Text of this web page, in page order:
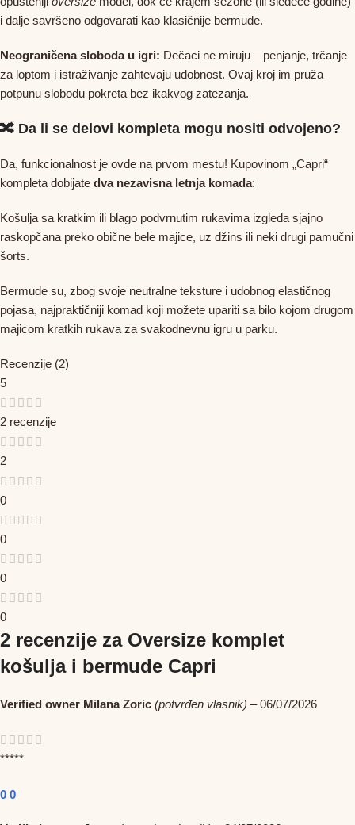
i dalje savršeno odgovarati kao klasičnije bermude.
Neograničena sloboda u igri: Dečaci ne miruju – penjanje, trčanje
za loptom i istraživanje zahtevaju udobnost. Ovaj kroj im pruža
potpunu slobodu pokreta bez ikakvog zatezanja.
🔀 Da li se delovi kompleta mogu nositi odvojeno?
Da, funkcionalnost je ovde na prvom mestu! Kupovinom „Capri“
kompleta dobijate dva nezavisna letnja komada:
Košulja sa kratkim ili blago podvrnutim rukavima izgleda sjajno
raskopčana preko obične bele majice, uz džins ili neki drugi pamučni
šorts.
Bermude su, zbog svoje neutralne teksture i udobnog elastičnog
pojasa, najpraktičniji komad koji možete upariti sa bilo kojom drugom
majicom kratkih rukava za svakodnevnu igru u parku.
Recenzije (2)
5
2 recenzije
2
0
0
0
0
2 recenzije za Oversize komplet
košulja i bermude Capri
Verified owner Milana Zoric (potvrđen vlasnik) – 06/07/2026
*****
0 0